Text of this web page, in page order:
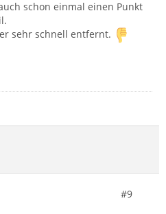
schon einmal einen Punkt
sehr schnell entfernt.
#9